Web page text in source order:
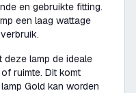
en gebruikte fitting.
een laag wattage
lamp de ideale
ruimte. Dit komt
Gold kan worden